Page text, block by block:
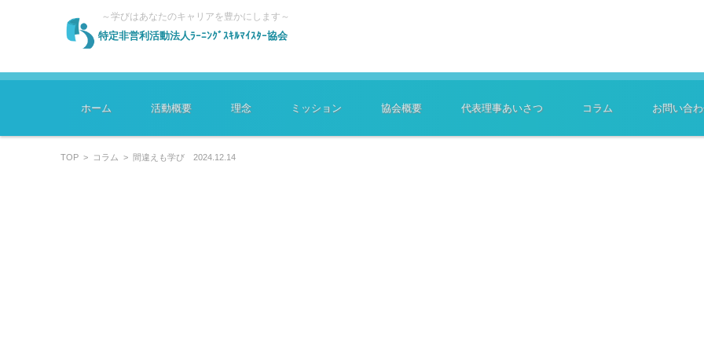
特定非営利活動法人ﾗｰﾆﾝｸﾞｽｷﾙﾏｲｽﾀｰ協会
～学びはあなたのキャリアを豊かにします～
コンテンツに移動
ホーム 活動概要 理念 ミッション 協会概要 代表理事あいさつ コラム お問い合
TOP > コラム > 間違えも学び 2024.12.14